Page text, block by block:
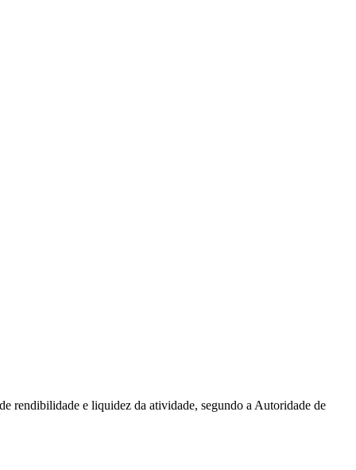
rendibilidade e liquidez da atividade, segundo a Autoridade de